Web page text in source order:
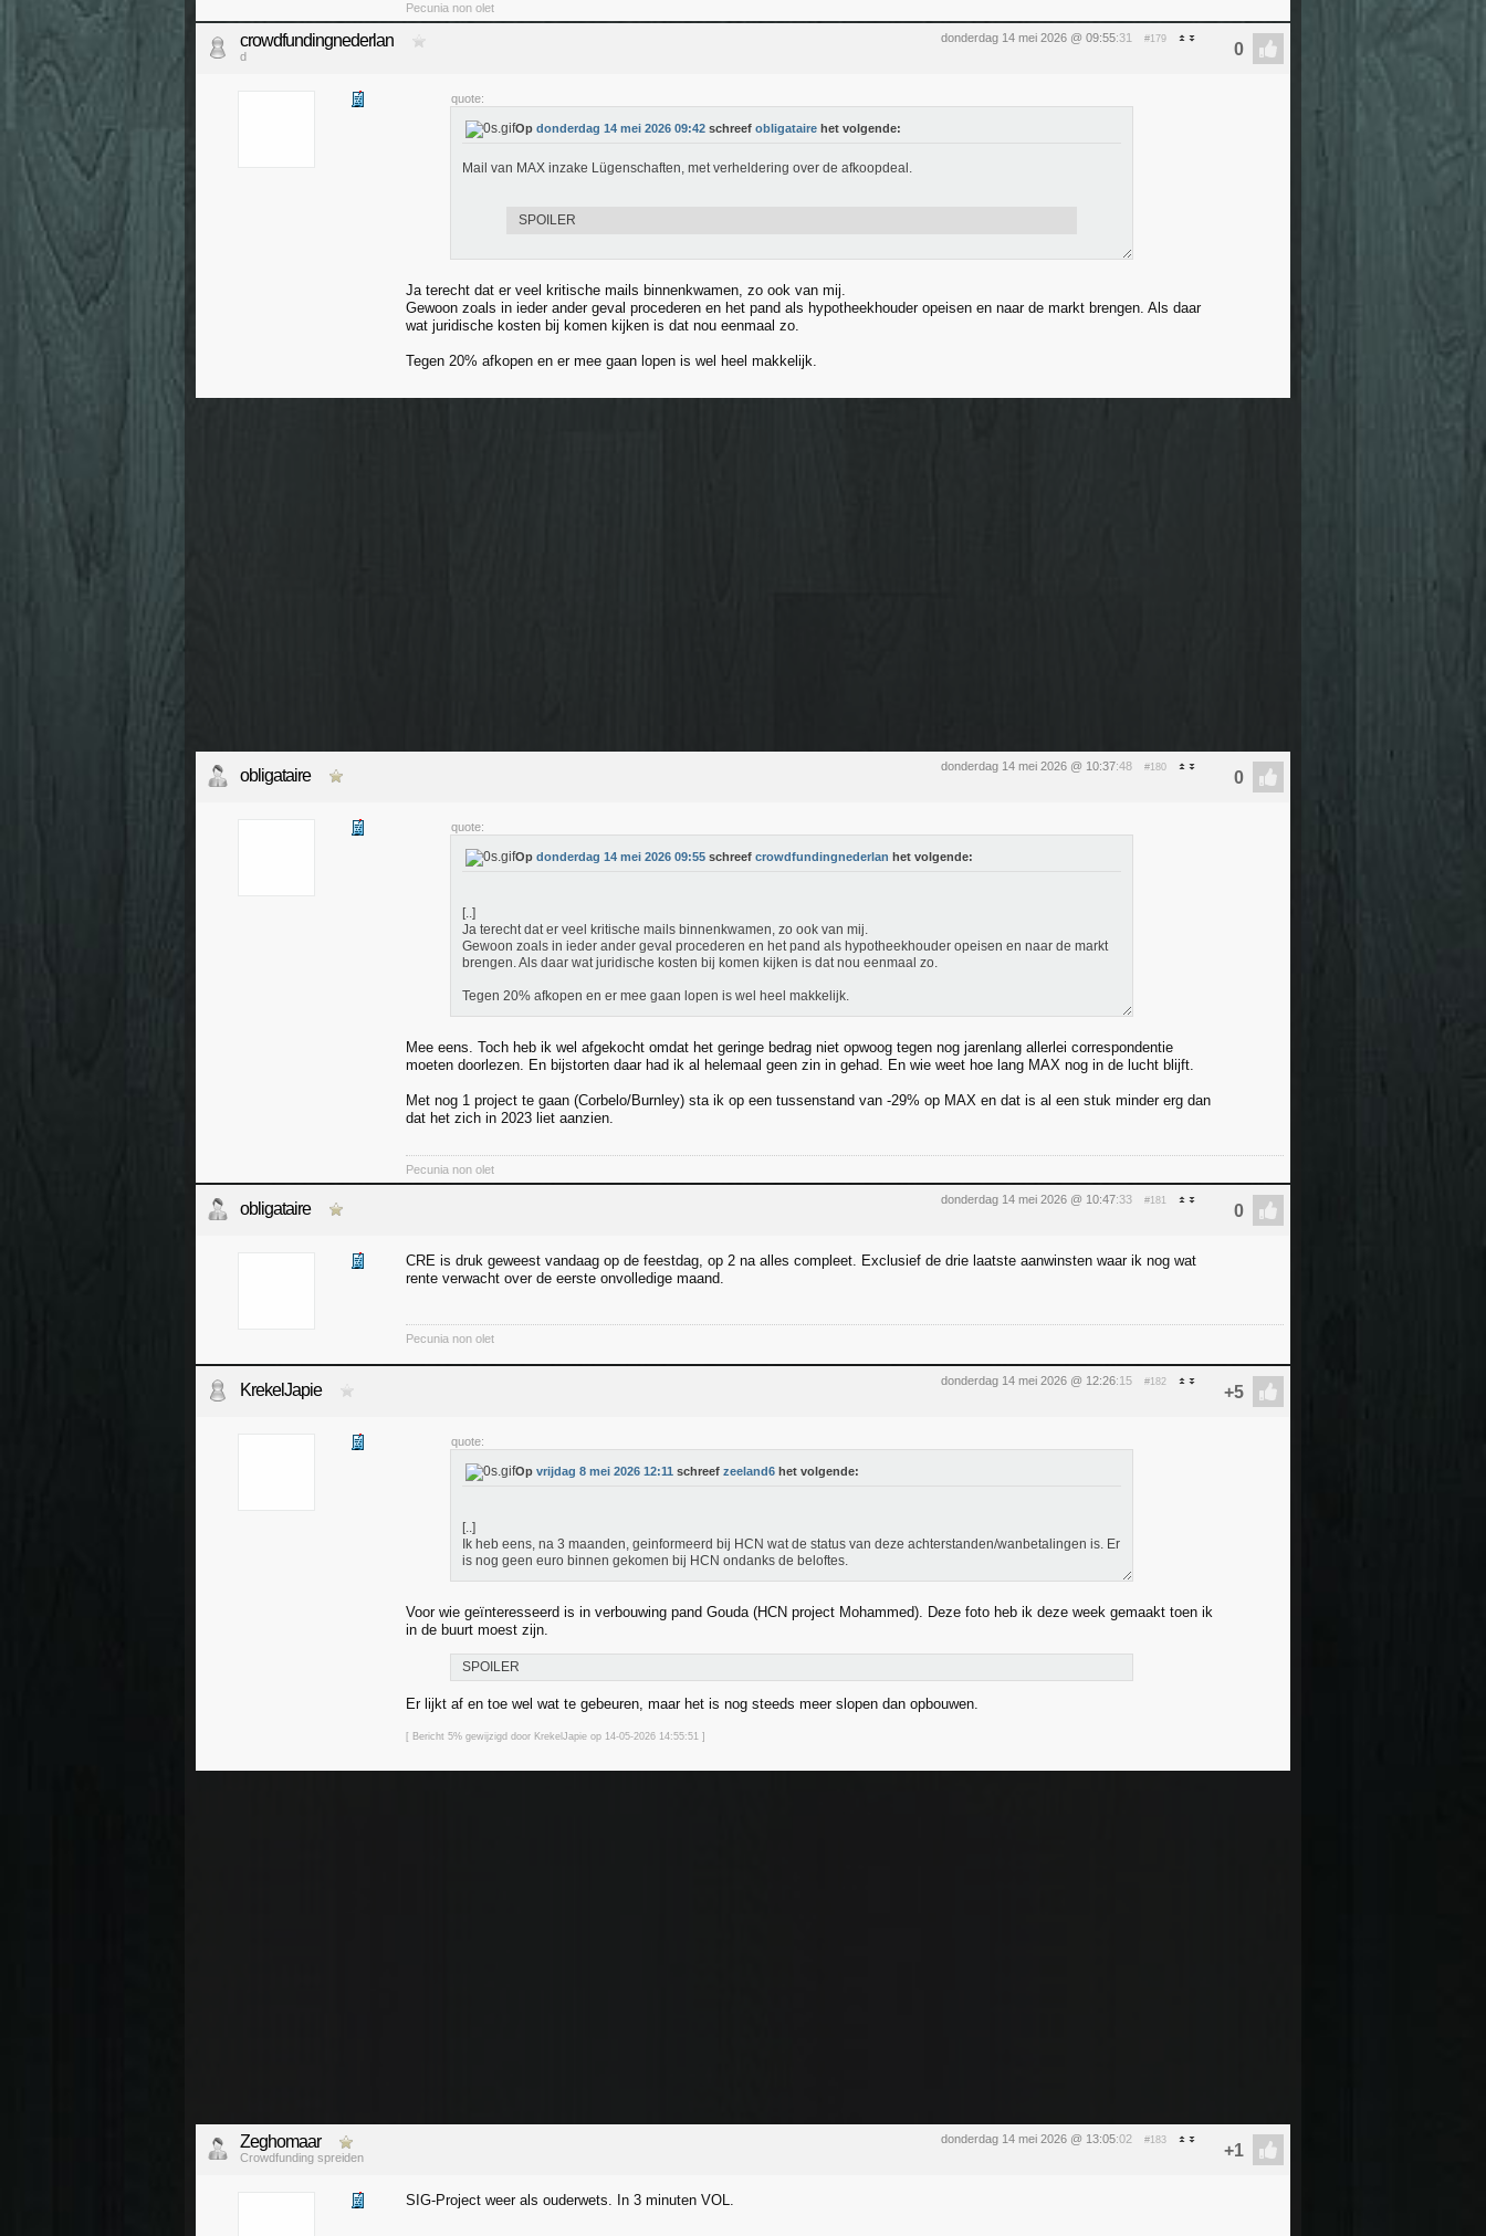
Pecunia non olet
donderdag 14 mei 2026 @ 09:55:31 #179
crowdfundingnederlan
d
quote:
Op donderdag 14 mei 2026 09:42 schreef obligataire het volgende:
Mail van MAX inzake Lügenschaften, met verheldering over de afkoopdeal.
SPOILER
Ja terecht dat er veel kritische mails binnenkwamen, zo ook van mij.
Gewoon zoals in ieder ander geval procederen en het pand als hypotheekhouder opeisen en naar de markt brengen. Als daar
wat juridische kosten bij komen kijken is dat nou eenmaal zo.
Tegen 20% afkopen en er mee gaan lopen is wel heel makkelijk.
donderdag 14 mei 2026 @ 10:37:48 #180
obligataire
quote:
Op donderdag 14 mei 2026 09:55 schreef crowdfundingnederlan het volgende:
[..]
Ja terecht dat er veel kritische mails binnenkwamen, zo ook van mij.
Gewoon zoals in ieder ander geval procederen en het pand als hypotheekhouder opeisen en naar de markt
brengen. Als daar wat juridische kosten bij komen kijken is dat nou eenmaal zo.
Tegen 20% afkopen en er mee gaan lopen is wel heel makkelijk.
Mee eens. Toch heb ik wel afgekocht omdat het geringe bedrag niet opwoog tegen nog jarenlang allerlei correspondentie
moeten doorlezen. En bijstorten daar had ik al helemaal geen zin in gehad. En wie weet hoe lang MAX nog in de lucht blijft.
Met nog 1 project te gaan (Corbelo/Burnley) sta ik op een tussenstand van -29% op MAX en dat is al een stuk minder erg dan
dat het zich in 2023 liet aanzien.
Pecunia non olet
donderdag 14 mei 2026 @ 10:47:33 #181
obligataire
CRE is druk geweest vandaag op de feestdag, op 2 na alles compleet. Exclusief de drie laatste aanwinsten waar ik nog wat
rente verwacht over de eerste onvolledige maand.
Pecunia non olet
donderdag 14 mei 2026 @ 12:26:15 #182
KrekelJapie
quote:
Op vrijdag 8 mei 2026 12:11 schreef zeeland6 het volgende:
[..]
Ik heb eens, na 3 maanden, geinformeerd bij HCN wat de status van deze achterstanden/wanbetalingen is. Er
is nog geen euro binnen gekomen bij HCN ondanks de beloftes.
Voor wie geïnteresseerd is in verbouwing pand Gouda (HCN project Mohammed). Deze foto heb ik deze week gemaakt toen ik
in de buurt moest zijn.
SPOILER
Er lijkt af en toe wel wat te gebeuren, maar het is nog steeds meer slopen dan opbouwen.
[ Bericht 5% gewijzigd door KrekelJapie op 14-05-2026 14:55:51 ]
donderdag 14 mei 2026 @ 13:05:02 #183
Zeghomaar
Crowdfunding spreiden
SIG-Project weer als ouderwets. In 3 minuten VOL.